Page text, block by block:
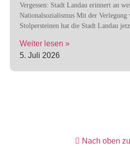
Vergessen: Stadt Landau erinnert an
Nationalsozialismus Mit der Verlegung
Stolpersteinen hat die Stadt Landau
Weiter lesen »
5. Juli 2026
Nach oben